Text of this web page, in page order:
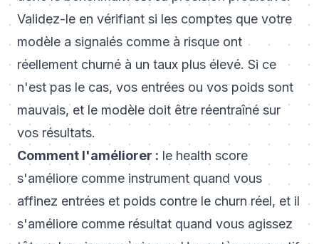
Validez-le en vérifiant si les comptes que votre
modèle a signalés comme à risque ont
réellement churné à un taux plus élevé. Si ce
n'est pas le cas, vos entrées ou vos poids sont
mauvais, et le modèle doit être réentraîné sur
vos résultats.
Comment l'améliorer : le health score
s'améliore comme instrument quand vous
affinez entrées et poids contre le churn réel, et il
s'améliore comme résultat quand vous agissez